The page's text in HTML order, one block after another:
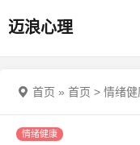
迈浪心理
首页 » 首页 > 情绪健
情绪健康